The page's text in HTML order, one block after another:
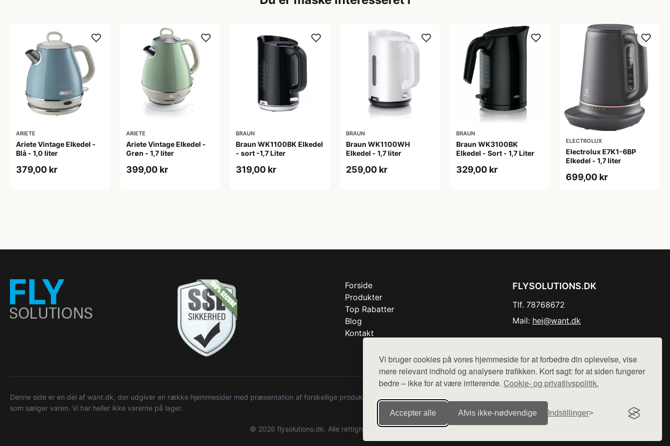
Vi bruger cookies på vores hjemmeside for at forbedre din oplevelse, vise
mere relevant indhold og analysere trafikken. Kort sagt: for at siden fungerer
bedre – ikke for at være irriterende. Cookie- og privatlivspolitik.
Accepter alle Afvis ikke‑nødvendige Indstillinger
ARIETE
Ariete Vintage Elkedel -
Blå - 1,0 liter
379,00 kr
ARIETE
Ariete Vintage Elkedel -
Grøn - 1,7 liter
399,00 kr
BRAUN
Braun WK1100BK Elkedel
- sort -1,7 Liter
319,00 kr
BRAUN
Braun WK1100WH
Elkedel - 1,7 liter
259,00 kr
BRAUN
Braun WK3100BK
Elkedel - Sort - 1,7 Liter
329,00 kr
ELECTROLUX
Electrolux E7K1-6BP
Elkedel - 1,7 liter
699,00 kr
Forside
Produkter
Top Rabatter
Blog
Kontakt
FLYSOLUTIONS.DK
Tlf. 78768672
Mail: hej@want.dk
Denne side er en del af want.dk, der udgiver en række hjemmesider med præsentation af forskellige produkter fra diverse webshops. Der sælges ikke varer fra denne side - vi henviser til de shops,
som sælger varen. Vi har heller ikke varerne på lager.
© 2026 flysolutions.dk. Alle rettigheder forbeholdes.